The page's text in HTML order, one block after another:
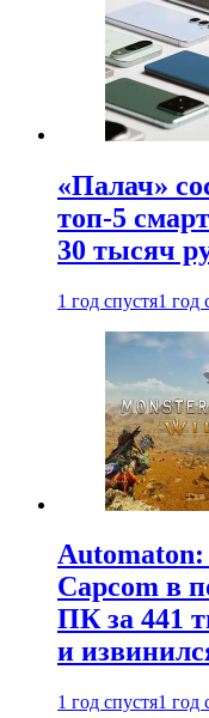
«Палач»
топ-5
30 тысяч
1 год спустя1 год
Capcom в
ПК за 441
и
1 год спустя1 год